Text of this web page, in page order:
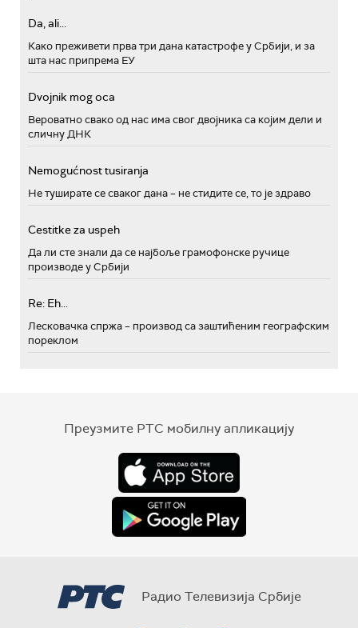
Da, ali...
Како преживети прва три дана катастрофе у Србији, и за
шта нас припрема ЕУ
Dvojnik mog oca
Вероватно свако од нас има свог двојника са којим дели и
сличну ДНК
Nemogućnost tusiranja
Не туширате се сваког дана – не стидите се, то је здраво
Cestitke za uspeh
Да ли сте знали да се најбоље грамофонске ручице
производе у Србији
Re: Eh...
Лесковачка спржа – производ са заштићеним географским
пореклом
Преузмите РТС мобилну апликацију
Радио Телевизија Србије